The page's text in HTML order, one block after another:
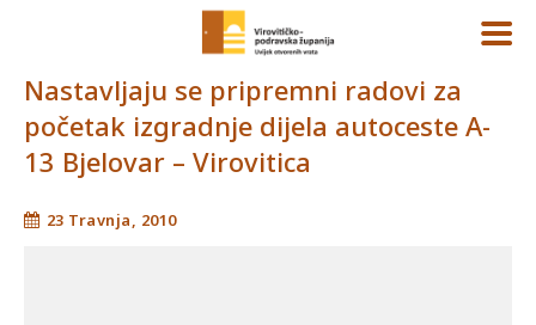
Nastavljaju se pripremni radovi za
početak izgradnje dijela autoceste A-
13 Bjelovar – Virovitica
23 Travnja, 2010